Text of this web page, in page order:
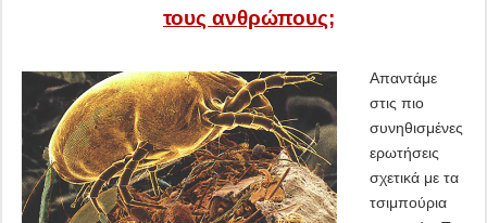
τους ανθρώπους;
Απαντάμε
στις πιο
συνηθισμένες
ερωτήσεις
σχετικά με τα
τσιμπούρια